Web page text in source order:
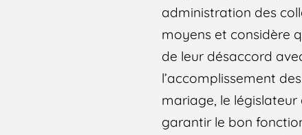
administration des
moyens et considère
de leur désaccord
l’accomplissement
mariage, le
garantir le bon